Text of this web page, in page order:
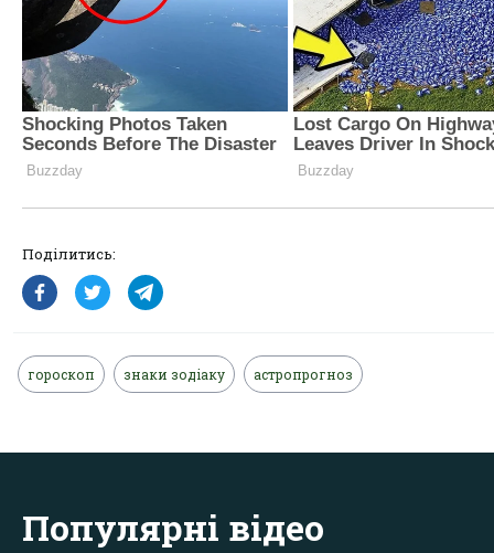
Поділитись:
гороскоп знаки зодіаку астропрогноз
Популярні відео